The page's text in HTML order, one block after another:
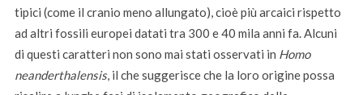
tipici (come il cranio meno allungato), cioè più arcaici rispetto
ad altri fossili europei datati tra 300 e 40 mila anni fa. Alcuni
di questi caratteri non sono mai stati osservati in Homo
neanderthalensis, il che suggerisce che la loro origine possa